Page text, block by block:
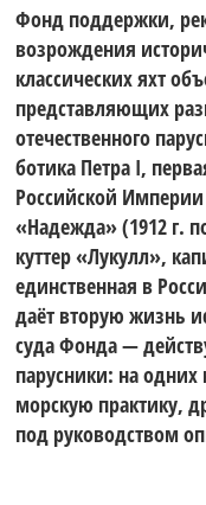
Фонд поддержки,
возрождения
классических яхт
представляющих
отечественного
ботика Петра I,
Российской
«Надежда» (1912 г.
куттер «Лукулл»,
единственная в
даёт вторую жизнь
суда Фонда —
парусники: на
морскую практику,
под руководством